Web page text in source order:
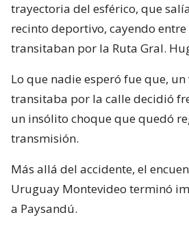
trayectoria del esférico, que
recinto deportivo, cayendo
transitaban por la Ruta Gral.
Lo que nadie esperó fue que,
transitaba por la calle decidió
un insólito choque que quedó
transmisión.
Más allá del accidente, el
Uruguay Montevideo terminó
a Paysandú.